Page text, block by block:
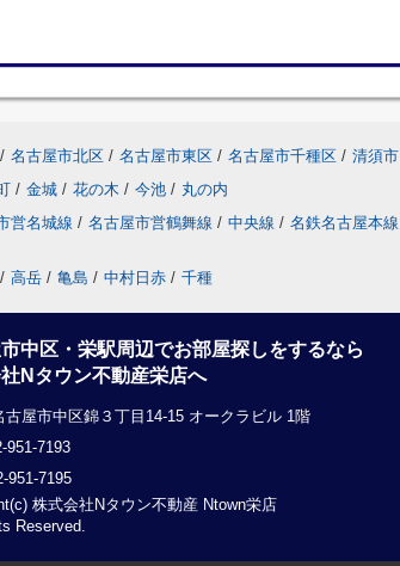
/ 名古屋市北区 / 名古屋市東区 / 名古屋市千種区 / 清須市
/ 金城 / 花の木 / 今池 / 丸の内
営名城線 / 名古屋市営鶴舞線 / 中央線 / 名鉄名古屋本線
/ 高岳 / 亀島 / 中村日赤 / 千種
中区・栄駅周辺でお部屋探しをするなら
Nタウン不動産栄店へ
古屋市中区錦３丁目14-15 オークラビル 1階
951-7193
951-7195
株式会社Nタウン不動産 Ntown栄店
Reserved.